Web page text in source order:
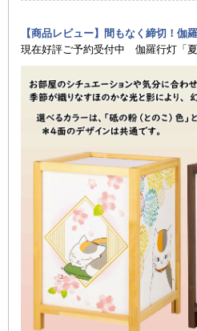
【商品レビュー】間もなく締切！伽
現在好評ご予約受付中 伽羅行灯「